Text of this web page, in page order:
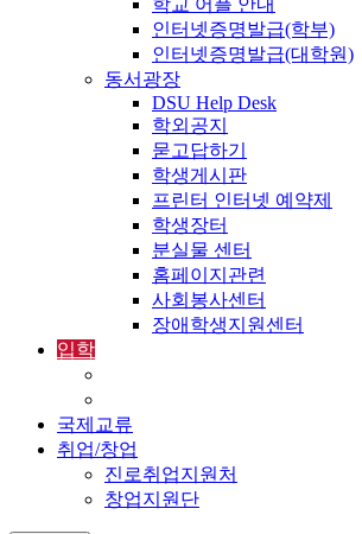
인터넷증명발급(학부)
인터넷증명발급(대학원)
동서광장
DSU Help Desk
학외공지
묻고답하기
학생게시판
프린터 인터넷 예약제
학생장터
분실물 센터
홈페이지관련
사회봉사센터
장애학생지원센터
입학
국제교류
취업/창업
진로취업지원처
창업지원단